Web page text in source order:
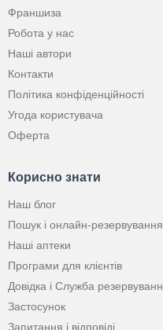
Франшиза
Робота у нас
Наші автори
Контакти
Політика конфіденційності
Угода користувача
Оферта
Корисно знати
Наш блог
Пошук і онлайн-резервування
Наші аптеки
Програми для клієнтів
Довідка і Служба
Застосунок
Запитання і відповіді